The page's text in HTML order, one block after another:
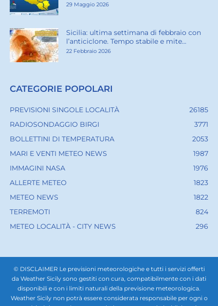
29 Maggio 2026
Sicilia: ultima settimana di febbraio con
l’anticiclone. Tempo stabile e mite...
22 Febbraio 2026
CATEGORIE POPOLARI
PREVISIONI SINGOLE LOCALITÀ
26185
RADIOSONDAGGIO BIRGI
3771
BOLLETTINI DI TEMPERATURA
2053
MARI E VENTI METEO NEWS
1987
IMMAGINI NASA
1976
ALLERTE METEO
1823
METEO NEWS
1822
TERREMOTI
824
METEO LOCALITÀ - CITY NEWS
296
© DISCLAIMER Le previsioni meteorologiche e tutti i servizi offerti
da Weather Sicily sono gestiti con cura, compatibilmente con i dati
disponibili e con i limiti naturali della previsione meteorologica.
Weather Sicily non potrà essere considerata responsabile per ogni o